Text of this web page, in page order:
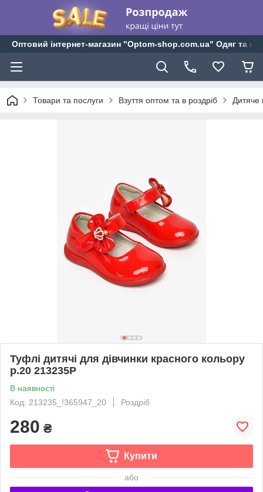
Оптовий інтернет-магазин "Optom-shop.com.ua" Одяг та
Товари та послуги Взуття оптом та в роздріб Дитяче
Туфлі дитячі для дівчинки красного кольору
р.20 213235P
В наявності
Код: 213235_!365947_20
Роздріб
280 ₴
Купити
або